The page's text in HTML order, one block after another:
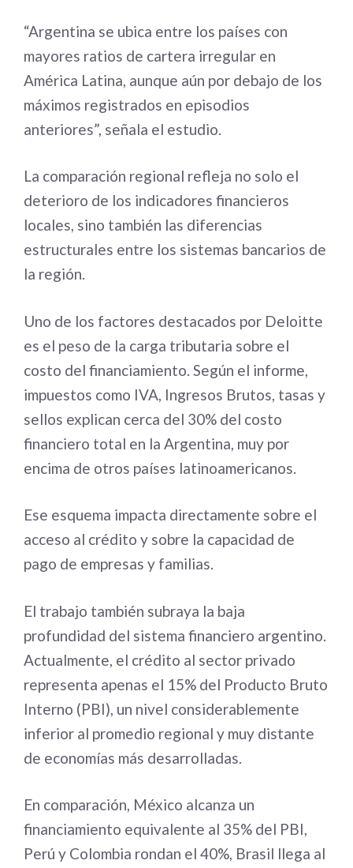
“Argentina se ubica entre los países con
mayores ratios de cartera irregular en
América Latina, aunque aún por debajo de los
máximos registrados en episodios
anteriores”, señala el estudio.
La comparación regional refleja no solo el
deterioro de los indicadores financieros
locales, sino también las diferencias
estructurales entre los sistemas bancarios de
la región.
Uno de los factores destacados por Deloitte
es el peso de la carga tributaria sobre el
costo del financiamiento. Según el informe,
impuestos como IVA, Ingresos Brutos, tasas y
sellos explican cerca del 30% del costo
financiero total en la Argentina, muy por
encima de otros países latinoamericanos.
Ese esquema impacta directamente sobre el
acceso al crédito y sobre la capacidad de
pago de empresas y familias.
El trabajo también subraya la baja
profundidad del sistema financiero argentino.
Actualmente, el crédito al sector privado
representa apenas el 15% del Producto Bruto
Interno (PBI), un nivel considerablemente
inferior al promedio regional y muy distante
de economías más desarrolladas.
En comparación, México alcanza un
financiamiento equivalente al 35% del PBI,
Perú y Colombia rondan el 40%, Brasil llega al